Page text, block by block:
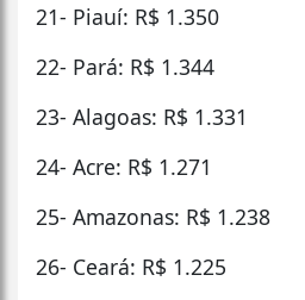
21- Piauí: R$ 1.350
22- Pará: R$ 1.344
23- Alagoas: R$ 1.331
24- Acre: R$ 1.271
25- Amazonas: R$ 1.238
26- Ceará: R$ 1.225